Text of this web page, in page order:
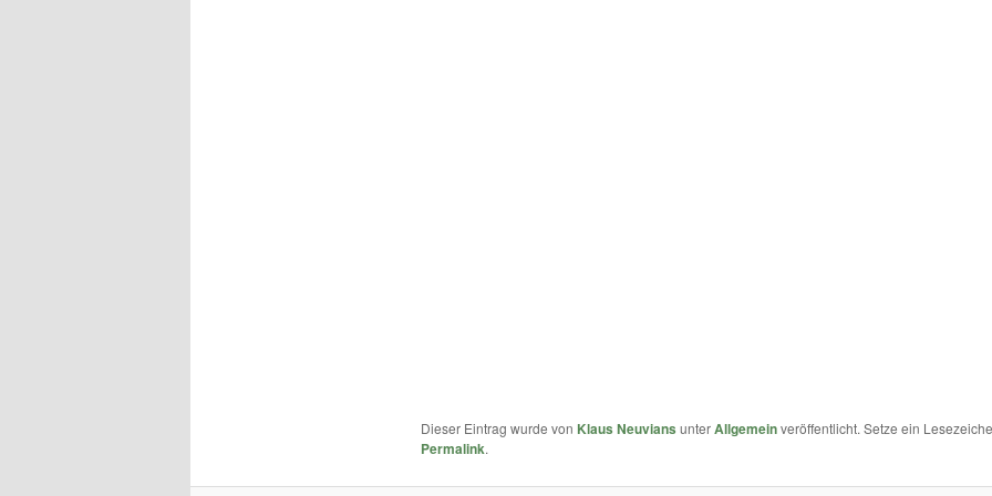
Dieser Eintrag wurde von Klaus Neuvians unterAllgemeinveröffentlicht. Setze ein
Permalink.